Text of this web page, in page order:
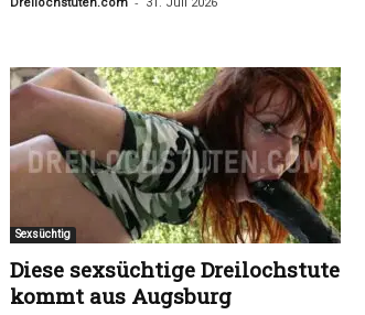
Sexsüchtig
Diese sexsüchtige Dreilochstute
kommt aus Augsburg